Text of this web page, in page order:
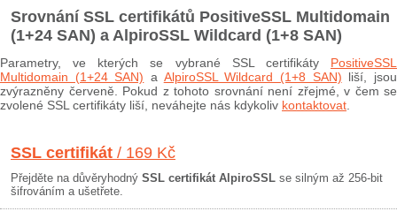
Srovnání SSL certifikátů PositiveSSL Multidomain
(1+24 SAN) a AlpiroSSL Wildcard (1+8 SAN)
Parametry, ve kterých se vybrané SSL certifikáty PositiveSSL
Multidomain (1+24 SAN) a AlpiroSSL Wildcard (1+8 SAN) liší, jsou
zvýrazněny červeně. Pokud z tohoto srovnání není zřejmé, v čem se
zvolené SSL certifikáty liší, neváhejte nás kdykoliv kontaktovat
SSL certifikát / 169 Kč
Přejděte na důvěryhodný SSL certifikát AlpiroSSL se silným až 256-bit
šifrováním a ušetřete.